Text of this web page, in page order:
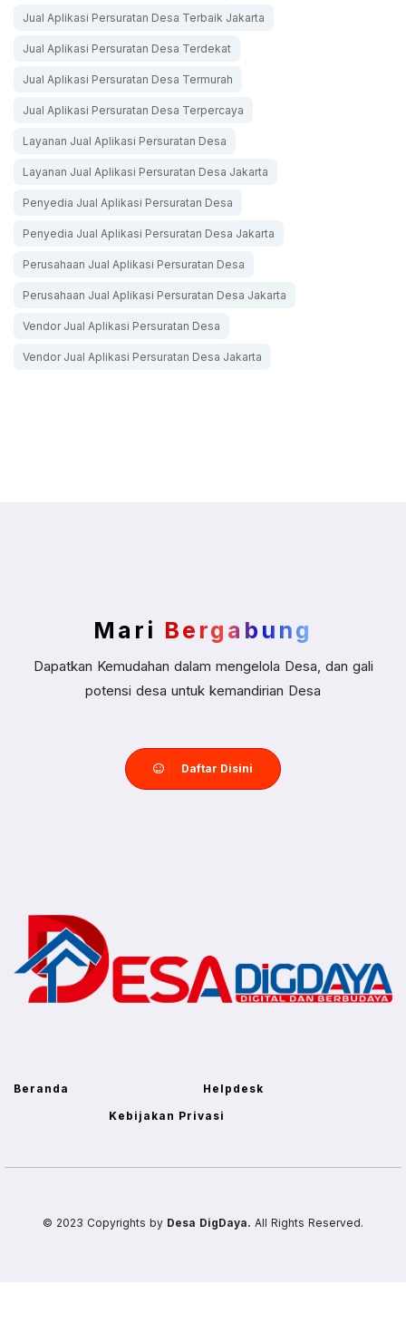
Jual Aplikasi Persuratan Desa Terbaik Jakarta
Jual Aplikasi Persuratan Desa Terdekat
Jual Aplikasi Persuratan Desa Termurah
Jual Aplikasi Persuratan Desa Terpercaya
Layanan Jual Aplikasi Persuratan Desa
Layanan Jual Aplikasi Persuratan Desa Jakarta
Penyedia Jual Aplikasi Persuratan Desa
Penyedia Jual Aplikasi Persuratan Desa Jakarta
Perusahaan Jual Aplikasi Persuratan Desa
Perusahaan Jual Aplikasi Persuratan Desa Jakarta
Vendor Jual Aplikasi Persuratan Desa
Vendor Jual Aplikasi Persuratan Desa Jakarta
Mari Bergabung
Dapatkan Kemudahan dalam mengelola Desa, dan gali
potensi desa untuk kemandirian Desa
Daftar Disini
Beranda
Helpdesk
Kebijakan Privasi
© 2023 Copyrights by Desa DigDaya. All Rights Reserved.